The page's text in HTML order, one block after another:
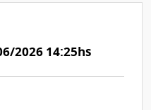
2026 14:25hs